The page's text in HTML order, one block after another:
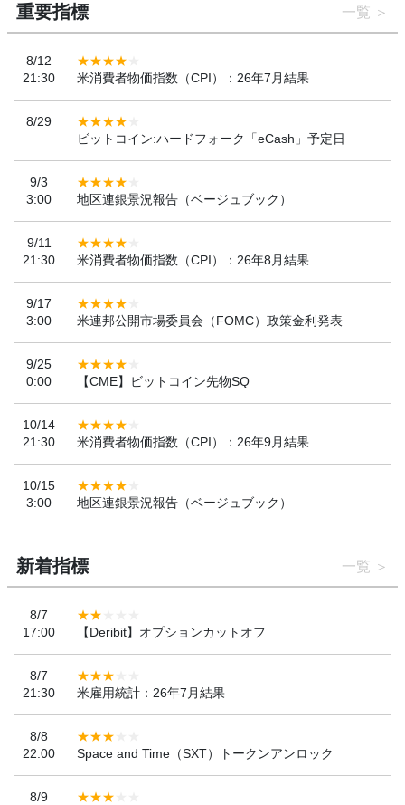
重要指標 一覧
8/12
21:30
米消費者物価指数（CPI）：26年7月結果
8/29
ビットコイン:ハードフォーク「eCash」予定日
9/3
3:00
地区連銀景況報告（ベージュブック）
9/11
21:30
米消費者物価指数（CPI）：26年8月結果
9/17
3:00
米連邦公開市場委員会（FOMC）政策金利発表
9/25
0:00
【CME】ビットコイン先物SQ
10/14
21:30
米消費者物価指数（CPI）：26年9月結果
10/15
3:00
地区連銀景況報告（ベージュブック）
新着指標 一覧
8/7
17:00
【Deribit】オプションカットオフ
8/7
21:30
米雇用統計：26年7月結果
8/8
22:00
Space and Time（SXT）トークンアンロック
8/9